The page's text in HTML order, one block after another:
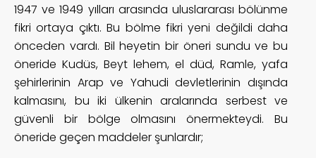
1947 ve 1949 yılları arasında uluslararası bölünme
fikri ortaya çıktı. Bu bölme fikri yeni değildi daha
önceden vardı. Bil heyetin bir öneri sundu ve bu
öneride Kudüs, Beyt lehem, el düd, Ramle, yafa
şehirlerinin Arap ve Yahudi devletlerinin dışında
kalmasını, bu iki ülkenin aralarında serbest ve
güvenli bir bölge olmasını önermekteydi. Bu
öneride geçen maddeler şunlardır;